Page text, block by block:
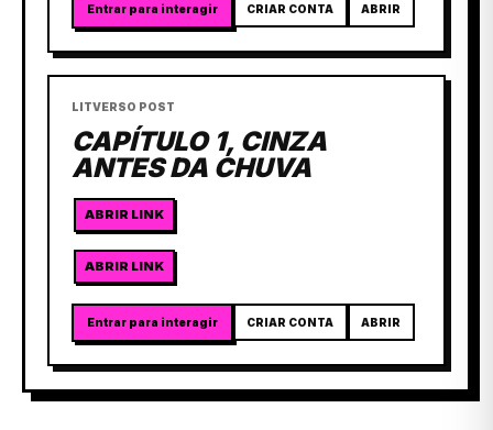
Entrar para interagir CRIAR CONTA ABRIR
LITVERSO POST
CAPÍTULO 1, CINZA
ANTES DA CHUVA
ABRIR LINK
ABRIR LINK
Entrar para interagir CRIAR CONTA ABRIR